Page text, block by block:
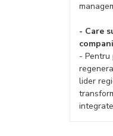
- Care
- Pentru
lider